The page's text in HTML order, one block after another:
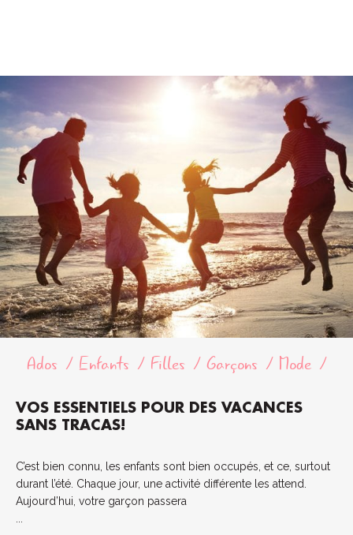
Ados Enfants Filles Garçons Mode
VOS ESSENTIELS POUR DES VACANCES
SANS TRACAS!
C’est bien connu, les enfants sont bien occupés, et ce, surtout
durant l’été. Chaque jour, une activité différente les attend.
Aujourd’hui, votre garçon passera